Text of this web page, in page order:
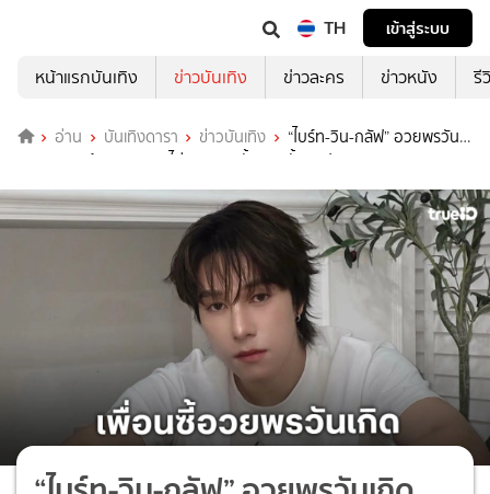
TH
เข้าสู่ระบบ
หน้าแรกบันเทิง
ข่าวบันเทิง ข่าวละคร ข่าวหนัง รี
อ่าน บันเทิงดารา ข่าวบันเทิง
“ไบร์ท-วิน-กลัฟ” อวยพรวัน
เกิด “นานิ” ด้าน “สกาย” ไม่พลาดลงทั้งภาพทั้งคลิป!!